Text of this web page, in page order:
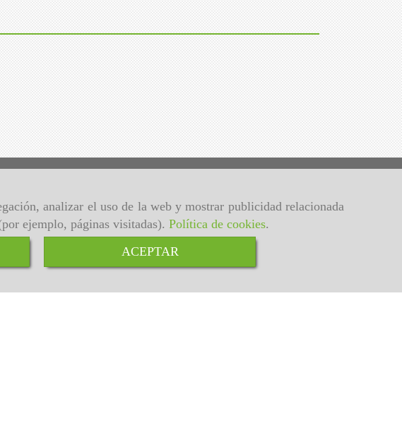
analizar el uso de la web y mostrar publicidad relacionada
ejemplo, páginas visitadas). Política de cookies.
ACEPTAR